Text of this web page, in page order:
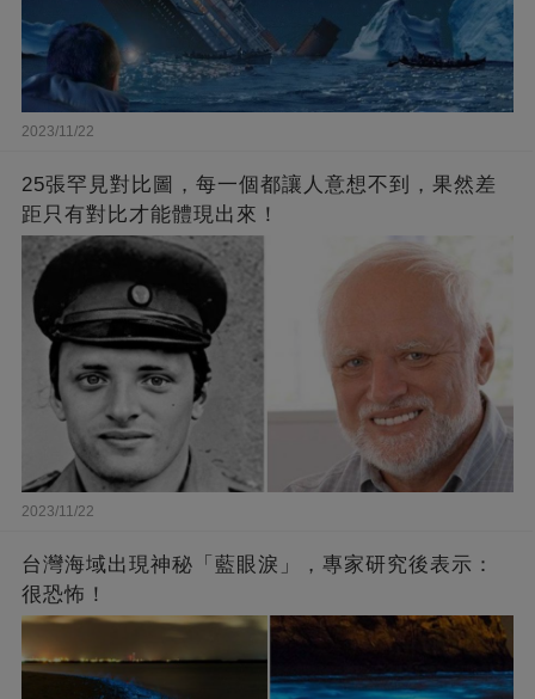
2023/11/22
25張罕見對比圖，每一個都讓人意想不到，果然差
距只有對比才能體現出來！
2023/11/22
台灣海域出現神秘「藍眼淚」，專家研究後表示：
很恐怖！